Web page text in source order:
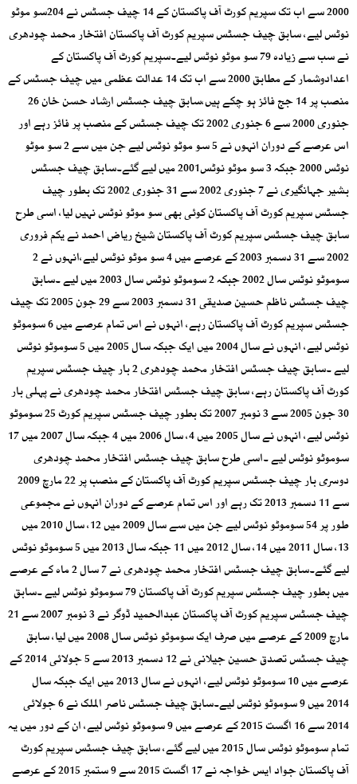
2000 سے اب تک سپریم کورٹ آف پاکستان کے 14 چیف جسٹس نے 204سو موٹو
نوٹس لیے، سابق چیف جسٹس سپریم کورٹ آف پاکستان افتخار محمد چودھری
نے سب سے زیادہ 79 سو موٹو نوٹس لیے۔سپریم کورٹ آف پاکستان کے
اعدادوشمار کے مطابق 2000 سے اب تک 14 عدالت عظمی میں چیف جسٹس کے
منصب پر 14 جج فائز ہو چکے ہیں،سابق چیف جسٹس ارشاد حسن خان 26
جنوری 2000 سے 6 جنوری 2002 تک چیف جسٹس کے منصب پر فائز رہے اور
اس عرصے کے دوران انہوں نے 5 سو موٹو نوٹس لیے جن میں سے 2 سو موٹو
نوٹس 2000 جبکہ 3 سو موٹو نوٹس2001 میں لیے گئے۔سابق چیف جسٹس
بشیر جہانگیری نے 7 جنوری 2002 سے 31 جنوری 2002 تک بطور چیف
جسٹس سپریم کورٹ آف پاکستان کوئی بھی سو موٹو نوٹس نہیں لیا، اسی طرح
سابق چیف جسٹس سپریم کورٹ آف پاکستان شیخ ریاض احمد نے یکم فروری
2002 سے 31 دسمبر 2003 کے عرصے میں 4 سو موٹو نوٹس لیے،انہوں نے 2
سوموٹو نوٹس سال 2002 جبکہ 2 سوموٹو نوٹس سال 2003 میں لیے ۔سابق
چیف جسٹس ناظم حسین صدیقی 31 دسمبر 2003 سے 29 جون 2005 تک چیف
جسٹس سپریم کورٹ آف پاکستان رہے، انہوں نے اس تمام عرصے میں 6 سوموٹو
نوٹس لیے، انہوں نے سال 2004 میں ایک جبکہ سال 2005 میں 5 سوموٹو نوٹس
لیے ۔سابق چیف جسٹس افتخار محمد چودھری 2 بار چیف جسٹس سپریم
کورٹ آف پاکستان رہے، سابق چیف جسٹس افتخار محمد چودھری نے پہلی بار
30 جون 2005 سے 3 نومبر 2007 تک بطور چیف جسٹس سپریم کورٹ 25 سوموٹو
نوٹس لیے، انہوں نے سال 2005 میں 4، سال 2006 میں 4 جبکہ سال 2007 میں 17
سوموٹو نوٹس لیے ۔اسی طرح سابق چیف جسٹس افتخار محمد چودھری
دوسری بار چیف جسٹس سپریم کورٹ آف پاکستان کے منصب پر 22 مارچ 2009
سے 11 دسمبر 2013 تک رہے اور اس تمام عرصے کے دوران انہوں نے مجموعی
طور پر 54 سوموٹو نوٹس لیے جن میں سے سال 2009 میں 12، سال 2010 میں
13، سال 2011 میں 14، سال 2012 میں 11 جبکہ سال 2013 میں 5 سوموٹو نوٹس
لیے گئے۔سابق چیف جسٹس افتخار محمد چودھری نے 7 سال 2 ماہ کے عرصے
میں بطور چیف جسٹس سپریم کورٹ آف پاکستان 79 سوموٹو نوٹس لیے ۔سابق
چیف جسٹس سپریم کورٹ آف پاکستان عبدالحمید ڈوگر نے 3 نومبر 2007 سے 21
مارچ 2009 کے عرصے میں صرف ایک سوموٹو نوٹس سال 2008 میں لیا، سابق
چیف جسٹس تصدق حسین جیلانی نے 12 دسمبر 2013 سے 5 جولائی 2014 کے
عرصے میں 10 سوموٹو نوٹس لیے، انہوں نے سال 2013 میں ایک جبکہ سال
2014 میں 9 سوموٹو نوٹس لیے۔سابق چیف جسٹس ناصر الملک نے 6 جولائی
2014 سے 16 اگست 2015 کے عرصے میں 9 سوموٹو نوٹس لیے، ان کے دور میں یہ
تمام سوموٹو نوٹس سال 2015 میں لیے گئے، سابق چیف جسٹس سپریم کورٹ
آف پاکستان جواد ایس خواجہ نے 17 اگست 2015 سے 9 ستمبر 2015 کے عرصے